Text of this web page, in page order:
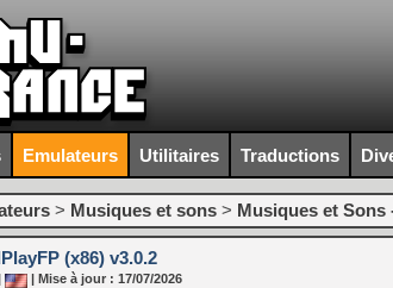
Emulateurs Utilitaires Traductions
> Musiques et sons > Musiques et
(x86) v3.0.2
| Mise à jour : 17/07/2026